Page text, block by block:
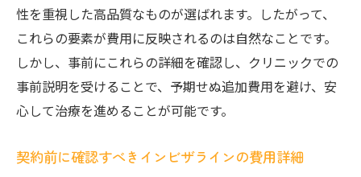
の見極め方
クリニック選びで重視すべき費用のポイン
ト
自分に合った治療プランを見つける方法
インビザライン治療がもたらす長期的価値
性を重視した高品質なものが選ばれます。したがって、
これらの要素が費用に反映されるのは自然なことです。
しかし、事前にこれらの詳細を確認し、クリニックでの
事前説明を受けることで、予期せぬ追加費用を避け、安
心して治療を進めることが可能です。
契約前に確認すべきインビザラインの費用詳細